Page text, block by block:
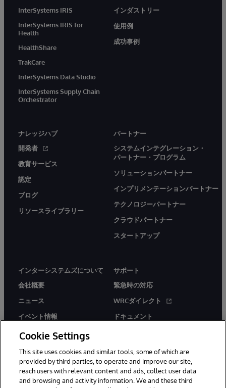
InterSystems IRIS
InterSystems IRIS for
Health
HealthShare
TrakCare
InterSystems Data Studio
InterSystems Supply Chain
Orchestrator
インダストリー
使用例
成功事例
ナレッジハブ
開発者
教育サービス
認定
ブログ
リソースライブラリー
パートナー
システムインテグレーション・
パートナー・プログラム
ソリューションパートナー
インプリメンテーションパートナー
テクノロジーパートナー
クラウドパートナー
スタートアップ
インターシステムズについて
会社概要
ニュース
イベント情報
採用情報
サポート
緊急時の対応
WRCダイレクト
ドキュメント
Cookie Settings
This site uses cookies and similar tools, some of which are
provided by third parties, to operate and improve our site,
reach users with relevant content and ads, collect user data
and browsing and activity information. We and these third